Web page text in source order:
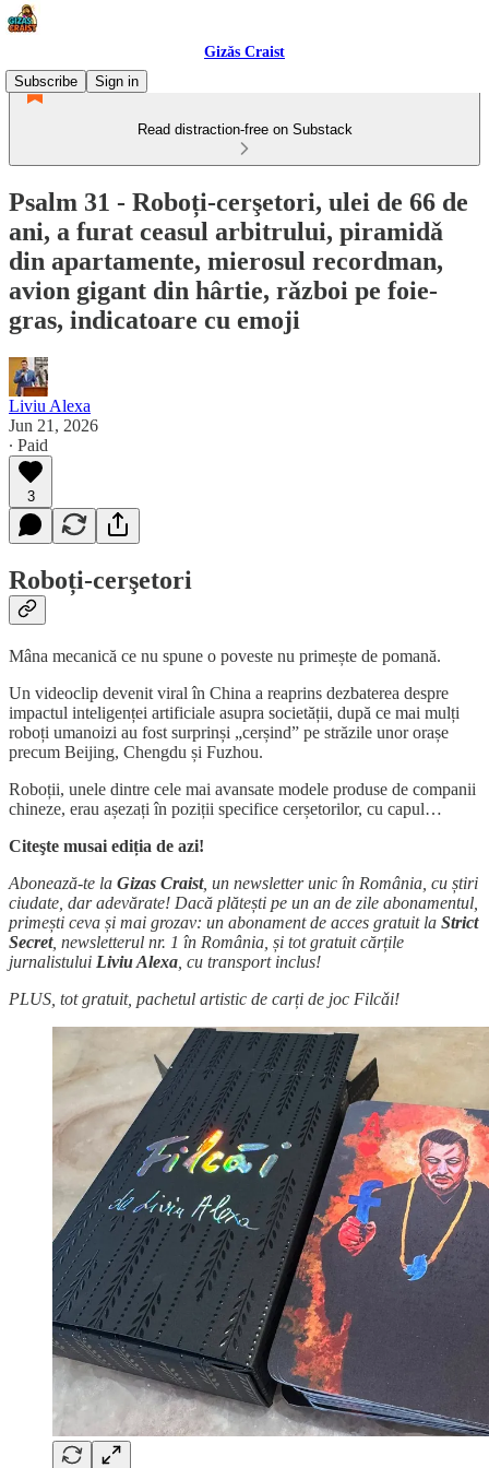
Gizǎs Craist
Subscribe
Sign in
Read distraction-free on Substack
Psalm 31 - Roboți-cerşetori, ulei de 66 de
ani, a furat ceasul arbitrului, piramidǎ
din apartamente, mierosul recordman,
avion gigant din hârtie, rǎzboi pe foie-
gras, indicatoare cu emoji
Liviu Alexa
Jun 21, 2026
∙ Paid
3
Roboți-cerşetori
Mâna mecanică ce nu spune o poveste nu primește de pomană.
Un videoclip devenit viral în China a reaprins dezbaterea despre
impactul inteligenței artificiale asupra societății, după ce mai mulți
roboți umanoizi au fost surprinși „cerșind” pe străzile unor orașe
precum Beijing, Chengdu și Fuzhou.
Roboții, unele dintre cele mai avansate modele produse de companii
chineze, erau așezați în poziții specifice cerșetorilor, cu capul…
Citeşte musai ediția de azi!
Abonează-te la Gizas Craist, un newsletter unic în România, cu știri
ciudate, dar adevărate! Dacă plătești pe un an de zile abonamentul,
primești ceva și mai grozav: un abonament de acces gratuit la Strict
Secret, newsletterul nr. 1 în România, și tot gratuit cărțile
jurnalistului Liviu Alexa , cu transport inclus!
PLUS, tot gratuit, pachetul artistic de carți de joc Filcǎi!